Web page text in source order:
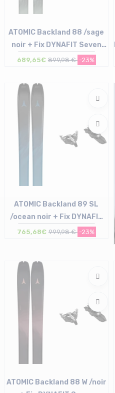
162 | 176 | 183
ATOMIC Backland 88 /sage
noir + Fix DYNAFIT Seven
Summits sans freins /noir
689,65€ 899,98 € -23%
ATOMIC Backland 89 SL
/ocean noir + Fix DYNAFIT
Seven Summits sans freins
765,68€ 999,98 € -23%
ATOMIC Backland 88 W /noir